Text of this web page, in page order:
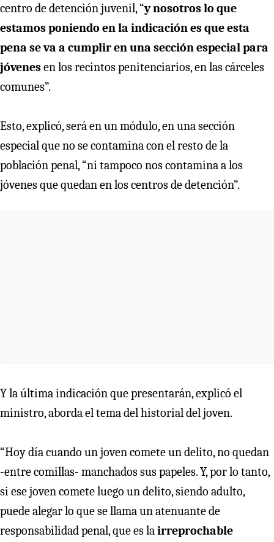
centro de detención juvenil, “y nosotros lo que
estamos poniendo en la indicación es que esta
pena se va a cumplir en una sección especial para
jóvenesen los recintos penitenciarios, en las cárceles
comunes”.
Esto, explicó, será en un módulo, en una sección
especial que no se contamina con el resto de la
población penal, “ni tampoco nos contamina a los
jóvenes que quedan en los centros de detención”.
Y la última indicación que presentarán, explicó el
ministro, aborda el tema del historial del joven.
“Hoy día cuando un joven comete un delito, no quedan
-entre comillas- manchados sus papeles. Y, por lo tanto,
si ese joven comete luego un delito, siendo adulto,
puede alegar lo que se llama un atenuante de
responsabilidad penal, que es lairreprochable